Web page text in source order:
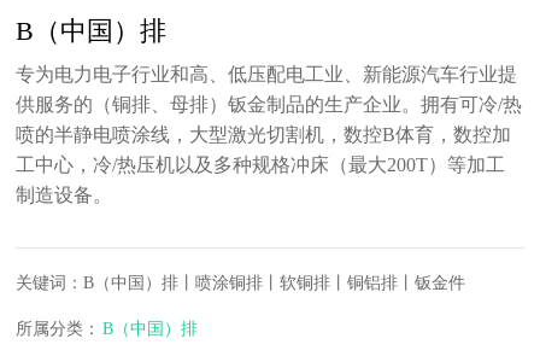
B（中国）排
专为电力电子行业和高、低压配电工业、新能源汽车行业提
供服务的（铜排、母排）钣金制品的生产企业。拥有可冷/热
喷的半静电喷涂线，大型激光切割机，数控B体育，数控加
工中心，冷/热压机以及多种规格冲床（最大200T）等加工
制造设备。
关键词：B（中国）排丨喷涂铜排丨软铜排丨铜铝排丨钣金件
所属分类： B（中国）排